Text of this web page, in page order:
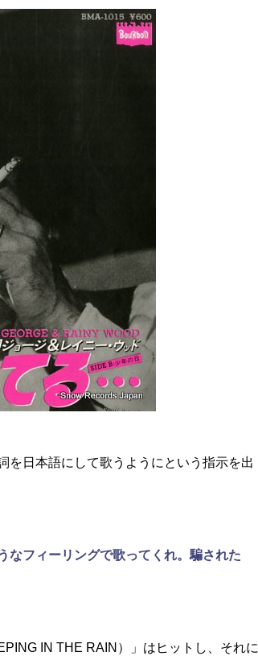
を日本語にして歌うようにという指示を出
なフィーリングで歌ってくれ。騙された
IN THE RAIN）」はヒットし、それに